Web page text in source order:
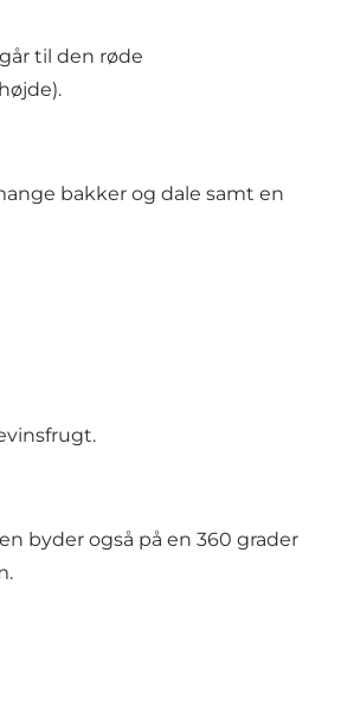
til den røde
bakker og dale samt en
byder også på en 360 grader